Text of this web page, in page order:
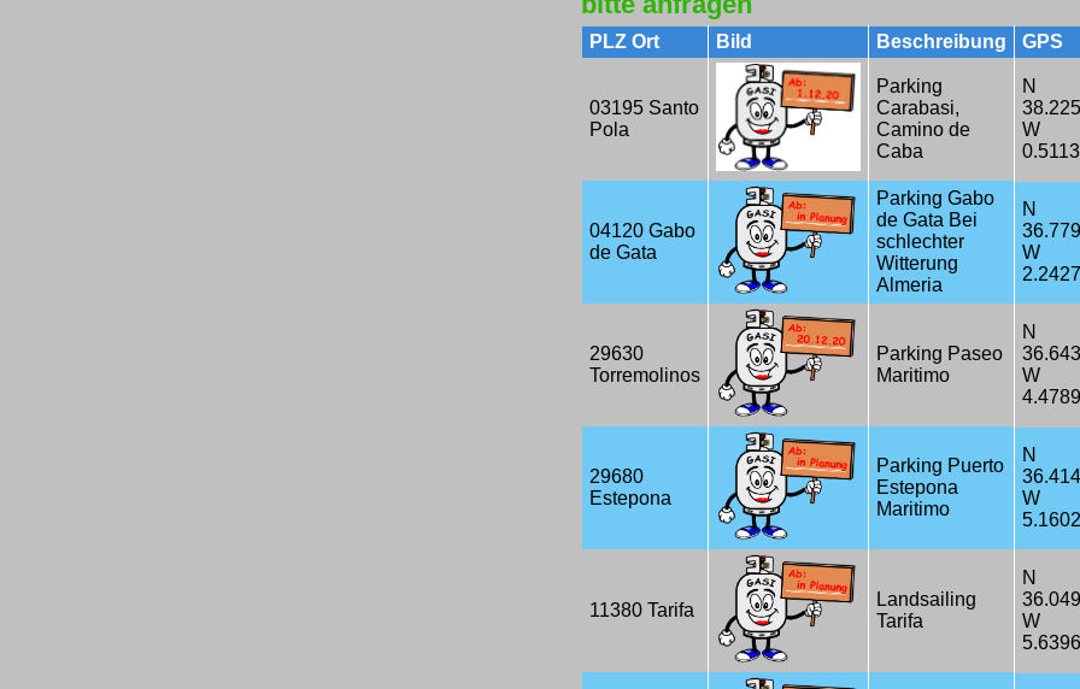
PLZ Ort Bild Beschreibung GPS
03195 Santo
Pola
Parking
Carabasi,
Camino de
Caba
N
W
04120 Gabo
de Gata
Parking Gabo
de Gata Bei
schlechter
Witterung
Almeria
N
W
29630
Torremolinos
Parking Paseo
Maritimo
N
W
29680
Estepona
Parking Puerto
Estepona
Maritimo
N
W
11380 Tarifa
Landsailing
Tarifa
N
W